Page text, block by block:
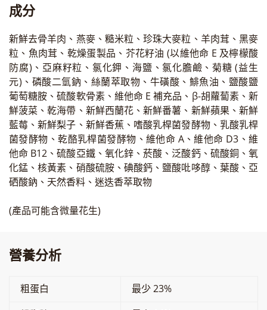
成分
新鮮去骨羊肉、燕麥、糙米粒、珍珠大麥粒、羊肉茸、黑麥
粒、魚肉茸、乾燥蛋製品、芥花籽油 (以維他命 E 及檸檬酸
防腐)、亞麻籽粒、氯化鉀、海鹽、氯化膽鹼、菊糖 (益生
元)、磷酸二氫鈉、絲蘭萃取物、牛磺酸、鯡魚油、鹽酸鹽
葡萄糖胺、硫酸軟骨素、維他命 E 補充品、β-胡蘿蔔素、新
鮮菠菜、乾海帶、新鮮西蘭花、新鮮番薯、新鮮蘋果、新鮮
藍莓、新鮮梨子、新鮮香蕉、嗜酸乳桿菌發酵物、乳酸乳桿
菌發酵物、乾酪乳桿菌發酵物、維他命 A、維他命 D3、維
他命 B12、硫酸亞鐵、氧化鋅、菸酸、泛酸鈣、硫酸銅、氧
化錳、核黃素、硝酸硫胺、碘酸鈣、鹽酸吡哆醇、葉酸、亞
硒酸鈉、天然香料、迷迭香萃取物
(產品可能含微量花生)
營養分析
粗蛋白
最少 23%